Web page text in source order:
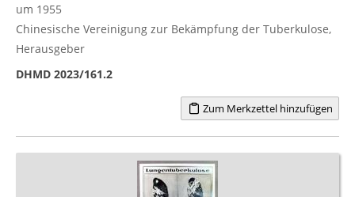
um 1955
Chinesische Vereinigung zur Bekämpfung der Tuberkulose,
Herausgeber
DHMD 2023/161.2
Zum Merkzettel hinzufügen